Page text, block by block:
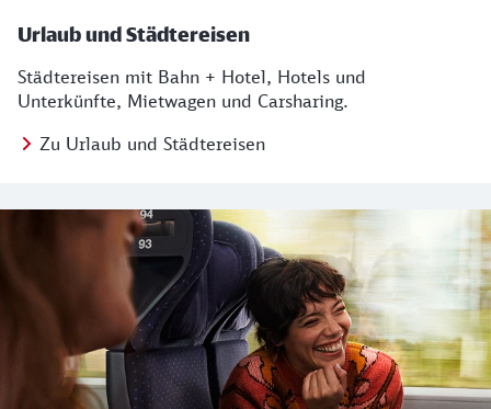
Urlaub und Städtereisen
Städtereisen mit Bahn + Hotel, Hotels und
Unterkünfte, Mietwagen und Carsharing.
Zu Urlaub und Städtereisen
Regionales Angebot